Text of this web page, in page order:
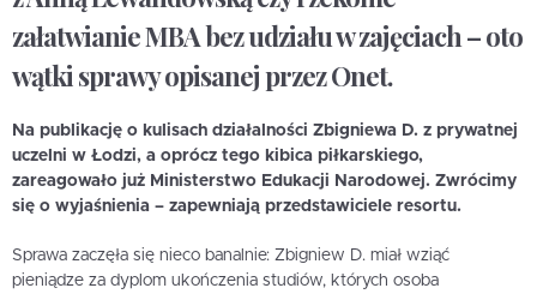
załatwianie MBA bez udziału w zajęciach – oto
wątki sprawy opisanej przez Onet.
Na publikację o kulisach działalności Zbigniewa D. z prywatnej
uczelni w Łodzi, a oprócz tego kibica piłkarskiego,
zareagowało już Ministerstwo Edukacji Narodowej. Zwrócimy
się o wyjaśnienia – zapewniają przedstawiciele resortu.
Sprawa zaczęła się nieco banalnie: Zbigniew D. miał wziąć
pieniądze za dyplom ukończenia studiów, których osoba